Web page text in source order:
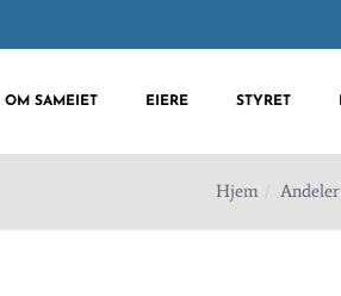
OM SAMEIET EIERE STYRET
Hjem Andeler